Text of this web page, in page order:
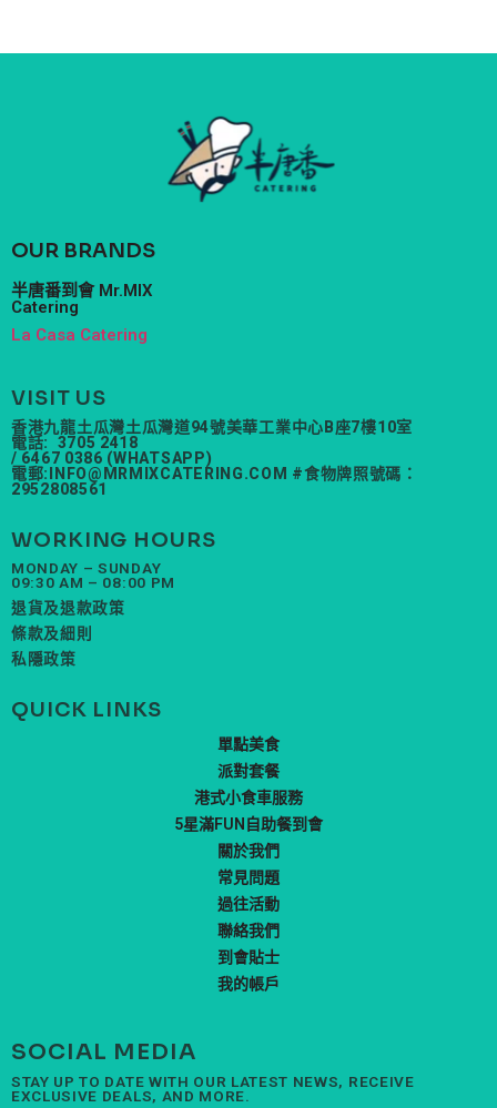
OUR BRANDS
半唐番到會 Mr.MIX
Catering
La Casa Catering
VISIT US
香港九龍土瓜灣土瓜灣道94號美華工業中心B座7樓10室
電話: 3705 2418
/ 6467 0386 (WHATSAPP)
電郵:
INFO@MRMIXCATERING.COM #食物牌照號碼：
2952808561
WORKING HOURS
MONDAY – SUNDAY
09:30 AM – 08:00 PM
退貨及退款政策
條款及細則
私隱政策
QUICK LINKS
單點美食
派對套餐
港式小食車服務
5星滿FUN自助餐到會
關於我們
常見問題
過往活動
聯絡我們
到會貼士
我的帳戶
SOCIAL MEDIA
STAY UP TO DATE WITH OUR LATEST NEWS, RECEIVE
EXCLUSIVE DEALS, AND MORE.